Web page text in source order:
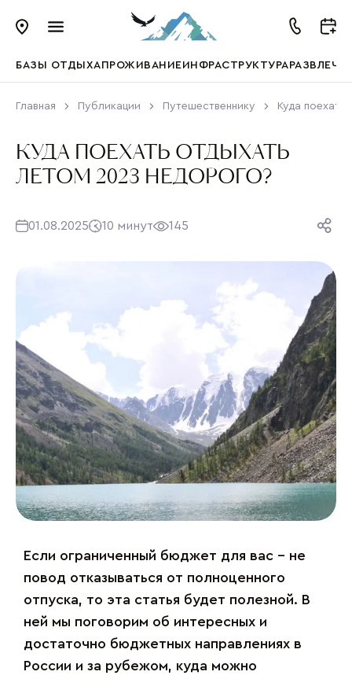
БАЗЫ ОТДЫХАПРОЖИВАНИЕИНФРАСТРУКТУРА
Главная Публикации Путешественнику Куда
КУДА ПОЕХАТЬ ОТДЫХАТЬ
ЛЕТОМ 2023 НЕДОРОГО?
01.08.2025 10 минут 145
Если ограниченный бюджет для вас – не
повод отказываться от полноценного
отпуска, то эта статья будет полезной. В
ней мы поговорим об интересных и
достаточно бюджетных направлениях в
России и за рубежом, куда можно